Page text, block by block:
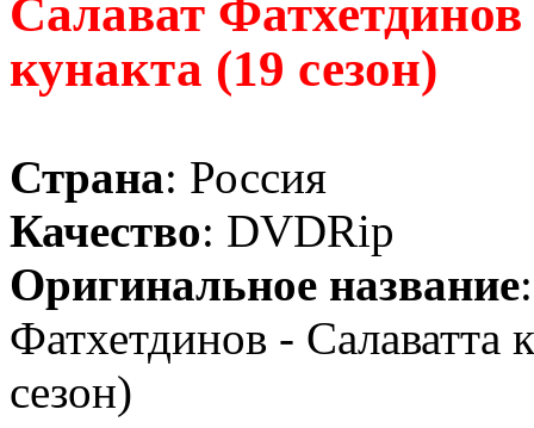
Салават
кунакта (19 сезон)
Страна: Россия
Качество: DVDRip
Оригинальное название
Фатхетдинов - Салаватта
сезон)